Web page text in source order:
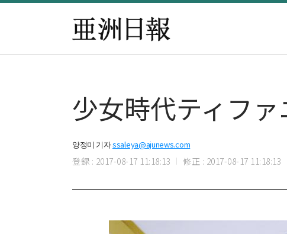
少女時代ティフ
양정미 기자ssaleya@ajunews.com
登録 : 2017-08-17 11:18:13 修正 : 2017-08-17 11:18:13